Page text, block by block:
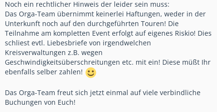
Noch ein rechtlicher Hinweis der leider sein muss:
Das Orga-Team übernimmt keinerlei Haftungen, weder in der
Unterkunft noch auf den durchgeführten Touren! Die
Teilnahme am kompletten Event erfolgt auf eigenes Riskio! Dies
schliest evtl. Liebesbriefe von irgendwelchen
Kreisverwaltungen z.B. wegen
Geschwindigkeitsüberschreitungen etc. mit ein! Diese müßt Ihr
ebenfalls selber zahlen!
Das Orga-Team freut sich jetzt einmal auf viele verbindliche
Buchungen von Euch!